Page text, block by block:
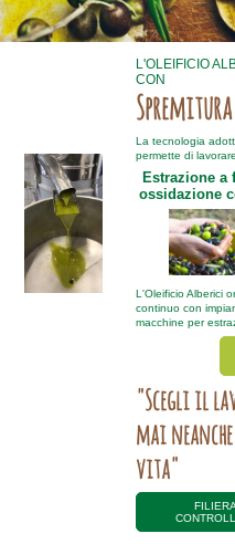
L'OLEIFICIO
CON
La tecnologia
permette di
Estrazione a
ossidazione
L'Oleificio Alberici
continuo con
macchine per
"Scegli il
mai
vita"